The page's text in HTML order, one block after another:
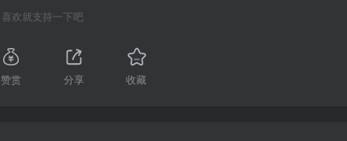
喜欢就支持一下吧
赞赏 分享 收藏